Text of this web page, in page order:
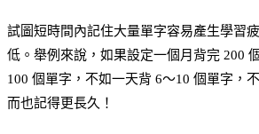
試圖短時間內記住大量單字容易產生學習
低。舉例來說，如果設定一個月背完 200
100 個單字，不如一天背 6～10 個單字，
而也記得更長久！